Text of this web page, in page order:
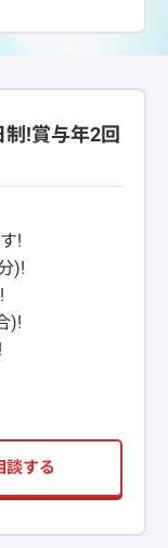
!賞与年2回
!
)!
)!
談する